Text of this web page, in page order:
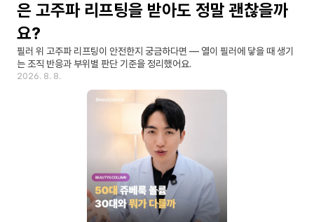
은 고주파 리프팅을 받아도 정말 괜찮을까
요?
필러 위 고주파 리프팅이 안전한지 궁금하다면 — 열이 필러에 닿을 때 생기
는 조직 반응과 부위별 판단 기준을 정리했어요.
2026. 8. 8.